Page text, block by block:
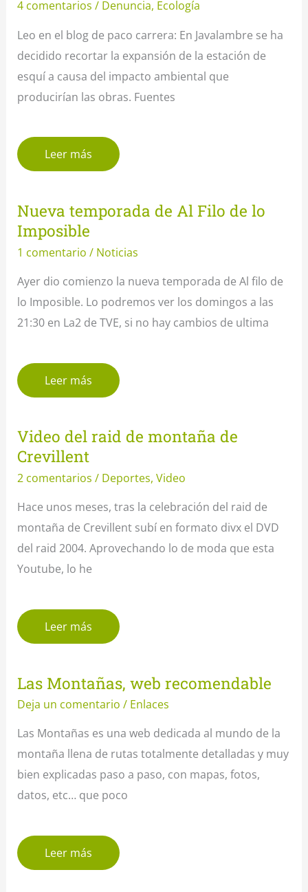
4 comentarios / Denuncia, Ecología
Leo en el blog de paco carrera: En Javalambre se ha
decidido recortar la expansión de la estación de
esquí a causa del impacto ambiental que
producirían las obras. Fuentes
Leer más
Nueva temporada de Al Filo de lo
Imposible
1 comentario / Noticias
Ayer dio comienzo la nueva temporada de Al filo de
lo Imposible. Lo podremos ver los domingos a las
21:30 en La2 de TVE, si no hay cambios de ultima
Leer más
Video del raid de montaña de
Crevillent
2 comentarios / Deportes,Video
Hace unos meses, tras la celebración del raid de
montaña de Crevillent subí en formato divx el DVD
del raid 2004. Aprovechando lo de moda que esta
Youtube, lo he
Leer más
Las Montañas, web recomendable
Deja un comentario / Enlaces
Las Montañas es una web dedicada al mundo de la
montaña llena de rutas totalmente detalladas y muy
bien explicadas paso a paso, con mapas, fotos,
datos, etc… que poco
Leer más